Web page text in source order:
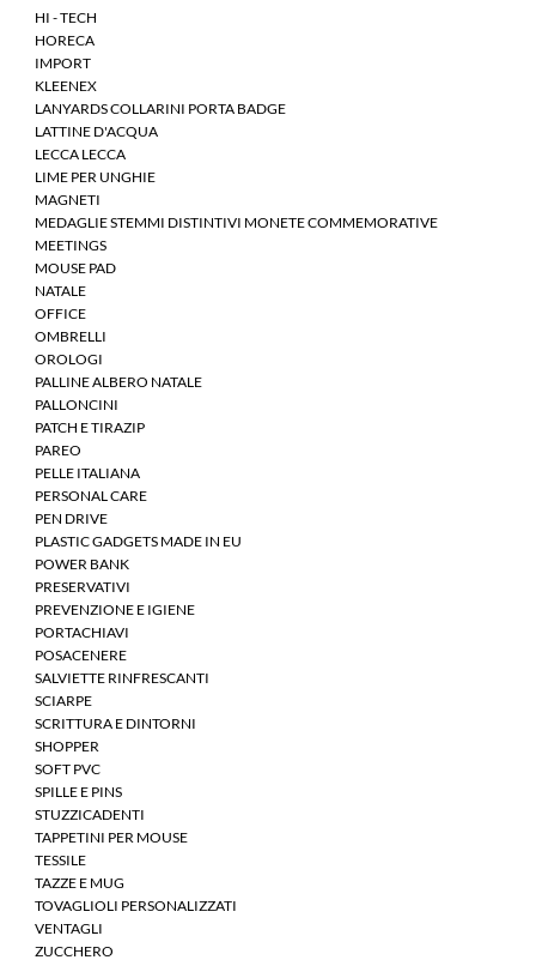
HI - TECH
HORECA
IMPORT
KLEENEX
LANYARDS COLLARINI PORTA BADGE
LATTINE D'ACQUA
LECCA LECCA
LIME PER UNGHIE
MAGNETI
MEDAGLIE STEMMI DISTINTIVI MONETE COMMEMORATIVE
MEETINGS
MOUSE PAD
NATALE
OFFICE
OMBRELLI
OROLOGI
PALLINE ALBERO NATALE
PALLONCINI
PATCH E TIRAZIP
PAREO
PELLE ITALIANA
PERSONAL CARE
PEN DRIVE
PLASTIC GADGETS MADE IN EU
POWER BANK
PRESERVATIVI
PREVENZIONE E IGIENE
PORTACHIAVI
POSACENERE
SALVIETTE RINFRESCANTI
SCIARPE
SCRITTURA E DINTORNI
SHOPPER
SOFT PVC
SPILLE E PINS
STUZZICADENTI
TAPPETINI PER MOUSE
TESSILE
TAZZE E MUG
TOVAGLIOLI PERSONALIZZATI
VENTAGLI
ZUCCHERO